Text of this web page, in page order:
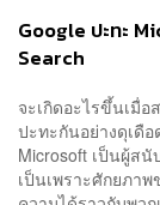
Google ปะทะ
Search
จะเกิดอะไรขึ้นเมื่อ
ปะทะกันอย่างดุเดื
Microsoft เป็นผู้ส
เป็นเพราะศักยภา